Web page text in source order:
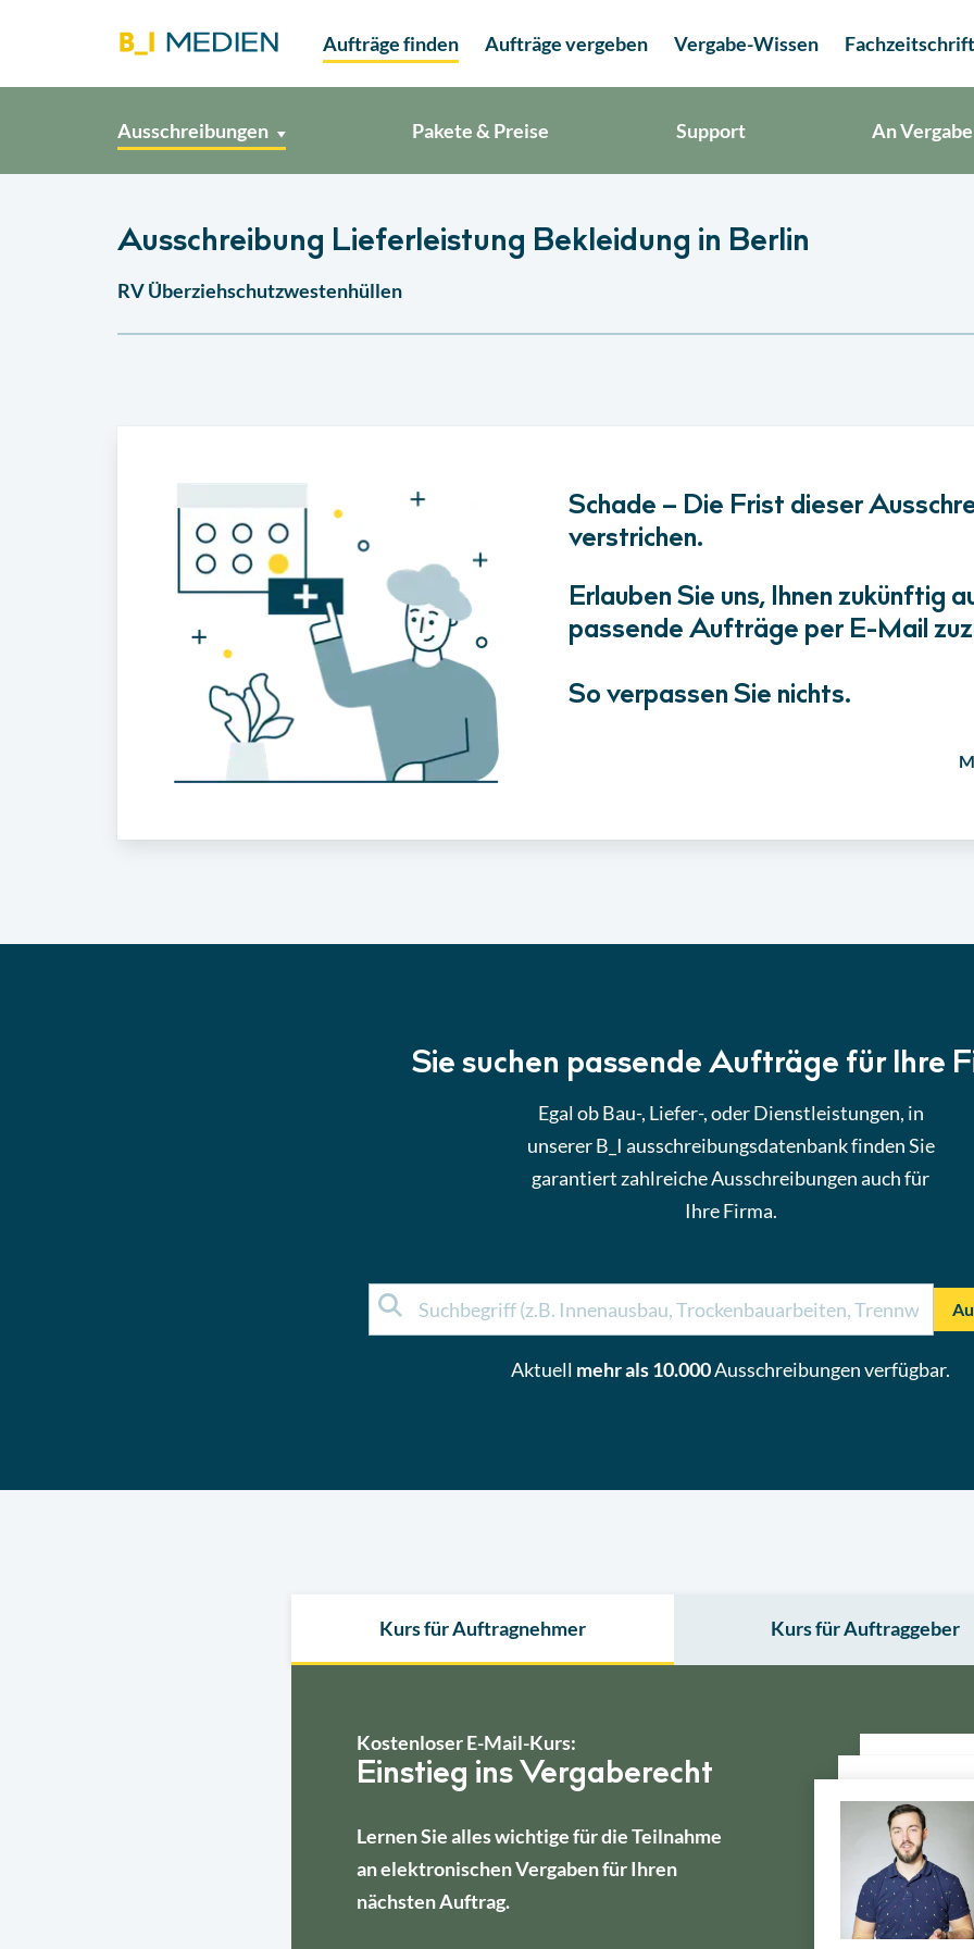
Aufträge finden Aufträge vergeben Vergabe-Wissen
Ausschreibungen Pakete & Preise Support An
Ausschreibung Lieferleistung Bekleidung in Berlin
RV Überziehschutzwestenhüllen
Schade – Die Frist dieser
verstrichen.
Erlauben Sie uns, Ihnen zukünftig
passende Aufträge per E-Mail
So verpassen Sie nichts.
Sie suchen passende Aufträge für Ihre
Egal ob Bau-, Liefer-, oder Dienstleistungen, in
unserer B_I ausschreibungsdatenbank finden Sie
garantiert zahlreiche Ausschreibungen auch für
Ihre Firma.
Aktuell mehr als 10.000Ausschreibungen verfügbar.
Kurs für Auftragnehmer Kurs für Auftraggeber
Kostenloser E-Mail-Kurs:
Einstieg ins Vergaberecht
Lernen Sie alles wichtige für die Teilnahme
an elektronischen Vergaben für Ihren
nächsten Auftrag.